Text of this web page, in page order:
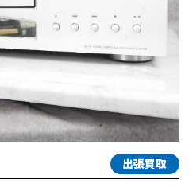
出張買取